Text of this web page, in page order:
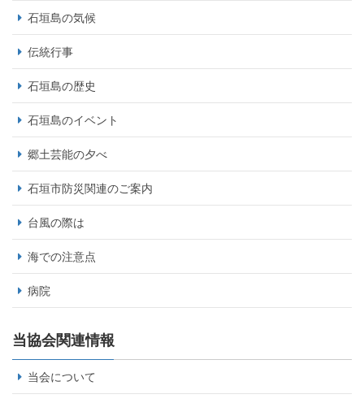
石垣島の気候
伝統行事
石垣島の歴史
石垣島のイベント
郷土芸能の夕べ
石垣市防災関連のご案内
台風の際は
海での注意点
病院
当協会関連情報
当会について